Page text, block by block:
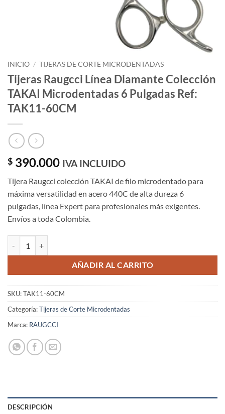
INICIO / TIJERAS DE CORTE MICRODENTADAS
Tijeras Raugcci Línea Diamante Colección
TAKAI Microdentadas 6 Pulgadas Ref:
TAK11-60CM
$ 390.000 IVA INCLUIDO
Tijera Raugcci colección TAKAI de filo microdentado para
máxima versatilidad en acero 440C de alta dureza 6
pulgadas, línea Expert para profesionales más exigentes.
Envíos a toda Colombia.
AÑADIR AL CARRITO
SKU:TAK11-60CM
Categoría:Tijeras de Corte Microdentadas
Marca: RAUGCCI
DESCRIPCIÓN